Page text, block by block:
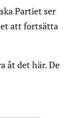
Partiet ser
att fortsätta
åt det här. De